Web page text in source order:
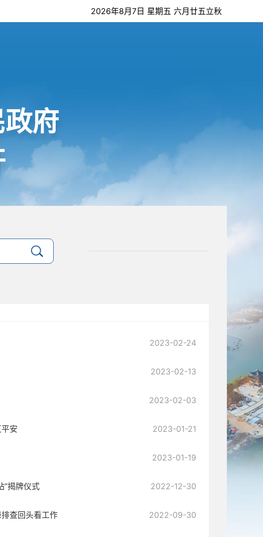
2026年8月7日 星期五 六月廿五立秋
府
2023-02-24
2023-02-13
2023-02-03
安 2023-01-21
2023-01-19
”揭牌仪式 2022-12-30
查回头看工作 2022-09-30